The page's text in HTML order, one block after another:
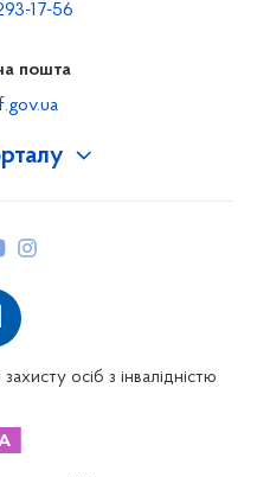
17-56
пошта
осіб з інвалідністю